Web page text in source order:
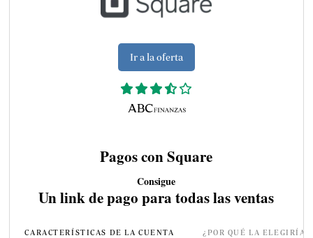
Ir a la oferta
Pagos con Square
Consigue
Un link de pago para todas las ventas
CARACTERÍSTICAS DE LA CUENTA ¿POR QUÉ LA